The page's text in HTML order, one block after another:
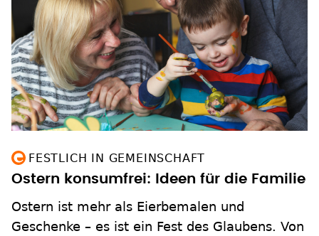
FESTLICH IN GEMEINSCHAFT
Ostern konsumfrei: Ideen für die Familie
Ostern ist mehr als Eierbemalen und
Geschenke – es ist ein Fest des Glaubens. Von